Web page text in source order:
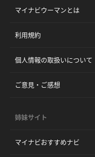
マイナビウーマンとは
利用規約
個人情報の取扱いについて
ご意見・ご感想
姉妹サイト
マイナビおすすめナビ